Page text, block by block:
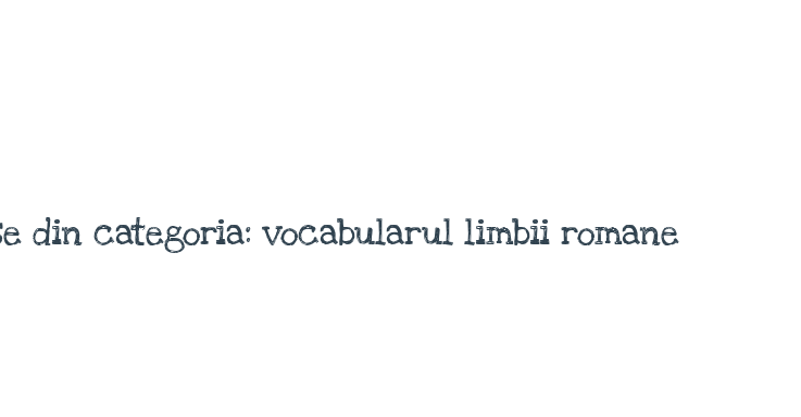
din categoria: vocabularul limbii romane